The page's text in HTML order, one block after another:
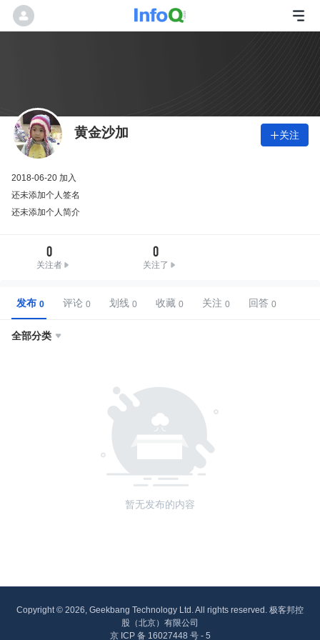
黄金沙加 关注
2018-06-20 加入
还未添加个人签名
还未添加个人简介
0
关注者
0
关注了
发布 评论 划线 收藏 关注 回答
全部分类 
暂无发布的内容
Copyright © 2026, Geekbang Technology Ltd. All rights reserved. 极客邦控
股（北京）有限公司
京 ICP 备 16027448 号 - 5